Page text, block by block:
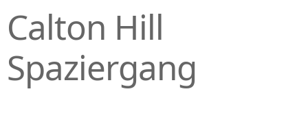
Calton Hill
Spaziergang